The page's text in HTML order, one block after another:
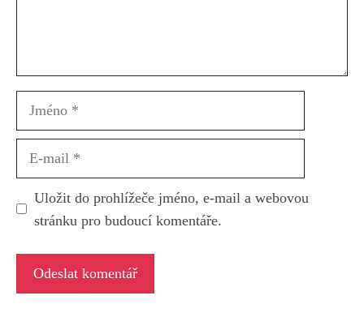
Jméno
Uložit do prohlížeče jméno, e-mail a webovou
stránku pro budoucí komentáře.